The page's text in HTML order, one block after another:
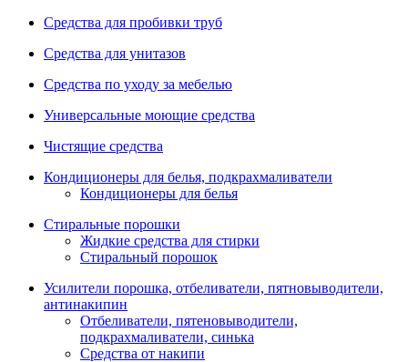
Средства для пробивки труб
Средства для унитазов
Средства по уходу за мебелью
Универсальные моющие средства
Чистящие средства
Кондиционеры для белья, подкрахмаливатели
Кондиционеры для белья
Стиральные порошки
Жидкие средства для стирки
Стиральный порошок
Усилители порошка, отбеливатели, пятновыводители,
антинакипин
Отбеливатели, пятеновыводители,
подкрахмаливатели, синька
Средства от накипи